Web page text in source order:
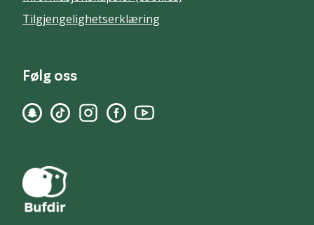
Tilgjengelighetserklæring
Følg oss